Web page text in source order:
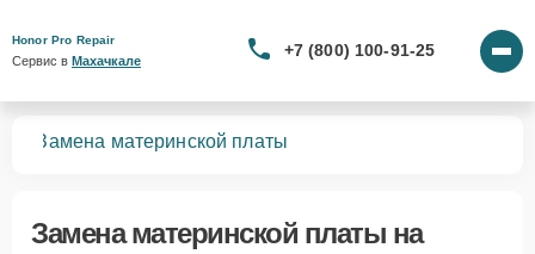
Honor Pro Repair
Сервис в Махачкале
+7 (800) 100-91-25
Замена материнской платы
Замена материнской платы на